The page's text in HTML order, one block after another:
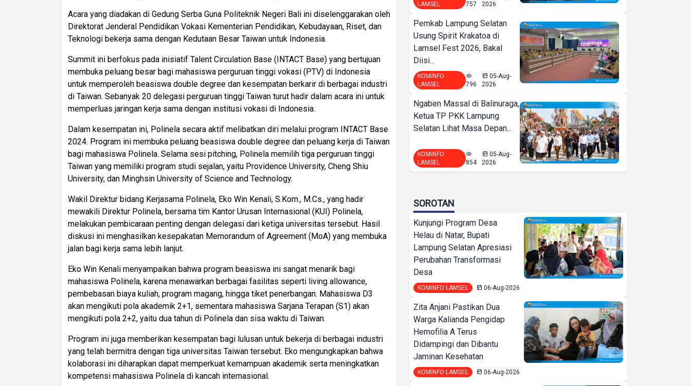
Acara yang diadakan di Gedung Serba Guna Politeknik Negeri Bali ini diselenggarakan oleh
Direktorat Jenderal Pendidikan Vokasi Kementerian Pendidikan, Kebudayaan, Riset, dan
Teknologi bekerja sama dengan Kedutaan Besar Taiwan untuk Indonesia.
Summit ini berfokus pada inisiatif Talent Circulation Base (INTACT Base) yang bertujuan
membuka peluang besar bagi mahasiswa perguruan tinggi vokasi (PTV) di Indonesia
untuk memperoleh beasiswa double degree dan kesempatan berkarir di berbagai industri
di Taiwan. Sebanyak 20 delegasi perguruan tinggi Taiwan turut hadir dalam acara ini untuk
memperluas jaringan kerja sama dengan institusi vokasi di Indonesia.
Dalam kesempatan ini, Polinela secara aktif melibatkan diri melalui program INTACT Base
2024. Program ini membuka peluang beasiswa double degree dan peluang kerja di Taiwan
bagi mahasiswa Polinela. Selama sesi pitching, Polinela memilih tiga perguruan tinggi
Taiwan yang memiliki program studi sejalan, yaitu Providence University, Cheng Shiu
University, dan Minghsin University of Science and Technology.
Wakil Direktur bidang Kerjasama Polinela, Eko Win Kenali, S.Kom., M.Cs., yang hadir
mewakili Direktur Polinela, bersama tim Kantor Urusan Internasional (KUI) Polinela,
melakukan pembicaraan penting dengan delegasi dari ketiga universitas tersebut. Hasil
diskusi ini menghasilkan kesepakatan Memorandum of Agreement (MoA) yang membuka
jalan bagi kerja sama lebih lanjut.
Eko Win Kenali menyampaikan bahwa program beasiswa ini sangat menarik bagi
mahasiswa Polinela, karena menawarkan berbagai fasilitas seperti living allowance,
pembebasan biaya kuliah, program magang, hingga tiket penerbangan. Mahasiswa D3
akan mengikuti pola akademik 2+1, sementara mahasiswa Sarjana Terapan (S1) akan
mengikuti pola 2+2, yaitu dua tahun di Polinela dan sisa waktu di Taiwan.
Program ini juga memberikan kesempatan bagi lulusan untuk bekerja di berbagai industri
yang telah bermitra dengan tiga universitas Taiwan tersebut. Eko mengungkapkan bahwa
kolaborasi ini diharapkan dapat memperkuat kemampuan akademik serta meningkatkan
kompetensi mahasiswa Polinela di kancah internasional.
LAMSEL
757
2026
Pemkab Lampung Selatan
Usung Spirit Krakatoa di
Lamsel Fest 2026, Bakal
Diisi...
KOMINFO
LAMSEL
796
05-Aug-
2026
Ngaben Massal di Balinuraga,
Ketua TP PKK Lampung
Selatan Lihat Masa Depan...
KOMINFO
LAMSEL
854
05-Aug-
2026
SOROTAN
Kunjungi Program Desa
Helau di Natar, Bupati
Lampung Selatan Apresiasi
Perubahan Transformasi
Desa
KOMINFO LAMSEL 06-Aug-2026
Zita Anjani Pastikan Dua
Warga Kalianda Pengidap
Hemofilia A Terus
Didampingi dan Dibantu
Jaminan Kesehatan
KOMINFO LAMSEL 06-Aug-2026